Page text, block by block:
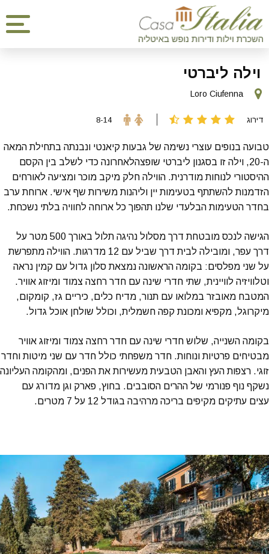
וילה ליברטי
דירוג 8-14
Loro Ciufenna
טבועה בנופים עוצרי נשימה של גבעות קיאנטי ונבנתה בתחילת המאה
ה-20, וילה זו בסגנון ליברטי שופצהלאחרונה כדי לשלב בין הקסם
ההיסטורי לנוחות מודרנית. הווילה חלק מיקב מוכר ומציעה לאורחים
הזדמנות להשתתף בטעימות יין וליהנות משירות שף אישי. ארוחת ערב
בחדר הטעימות הבלעדי שלנו תהפוך כל ארוחה לחוויה בלתי נשכחת.
הגישה לנכס מובטחת דרך מסלול נהיגה תלול באורך 500 מטר על
דרך עפר, ומובילה לבית דרך שביל עם 12 מדרגות. הווילה מתפרשת
על שני מפלסים: בקומה הראשונה נמצאת סלון גדול עם קמין נראה
וטלוויזיה לוויינית, שתי חדרי שינה עם חדר רחצה צמוד ומיזוג אוויר.
המטבח מאובזר במלואו עם תנור, מדיח כלים, כיריים גז, קומקום,
מיקרוגל, מקפיא ומכונת קפה חשמלית, וכולל שולחן אוכל גדול.
בקומה השנייה, שלוש חדרי שינה עם חדר רחצה צמוד ומיזוג אוויר
מבטיחים פרטיות ונוחות. חדר משפחתי כולל חדר עם שני מיטות וחדר
זוגי. רצפות העץ והאבן הטבעית מעשירות את הפנים, ומהקומה העליונה
נשקף נוף פנורמי של ההרים הסובבים. בחוץ, פארק וגן מדורג עם
עצים עתיקים מקיפים בריכה מרהיבה בגודל 12 על 7 מטרים.